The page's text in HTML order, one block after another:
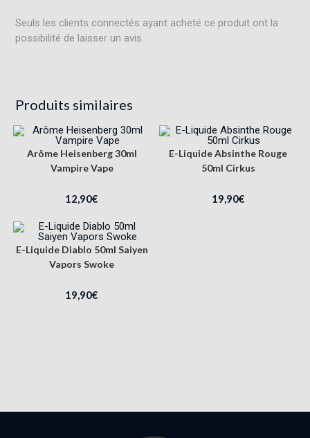
Seuls les clients connectés ayant acheté ce produit ont la
possibilité de laisser un avis.
Produits similaires
Arôme Heisenberg 30ml
Vampire Vape
12,90€
E-Liquide Absinthe Rouge
50ml Cirkus
19,90€
E-Liquide Diablo 50ml Saiyen
Vapors Swoke
19,90€